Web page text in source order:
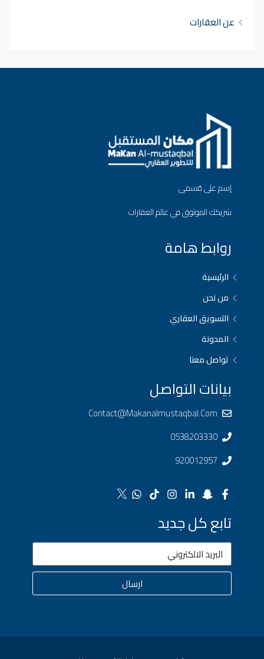
عن العقارات
إسم على مُسمى
شريكك الموثوق في عالم العقارات
روابط هامة
الرئيسية
من نحن
التسويق العقاري
المدونة
تواصل معنا
بيانات التواصل
Contact@makanalmustaqbal.com
0538203330
920012957
تابع كل جديد
ارسال